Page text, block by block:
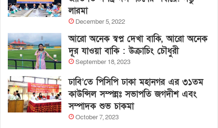
লারমা
December 5, 2022
আরো অনেক স্বপ্ন দেখা বাকি, আরো অনেক
দূর যাওয়া বাকি : উক্রাচিং চৌধুরী
September 18, 2023
ঢাবি’তে পিসিপি ঢাকা মহানগর এর ৩১তম
কাউন্সিল সম্পন্নঃ সভাপতি জগদীশ এবং
সম্পাদক শুভ চাকমা
October 7, 2023